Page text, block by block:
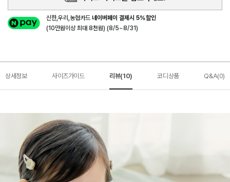
신한,우리,농협카드네이버페이 결제시 5%할인
(10만원이상 최대 8천원) (8/5~8/31)
상세정보 사이즈가이드 리뷰(10) 코디상품 Q&A(0)